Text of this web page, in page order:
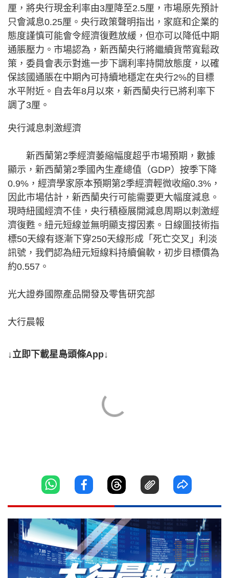
厘，將央行現金利率由3厘降至2.5厘，市場原先預計
只會減息0.25厘。央行政策聲明指出，家庭和企業的
態度謹慎可能會令經濟復甦放緩，但亦可以降低中期
通脹壓力。市場認為，新西蘭央行將繼續貨幣寬鬆政
策，委員會表示對進一步下調利率持開放態度，以確
保該國通脹在中期內可持續地穩定在央行2%的目標
水平附近。自去年8月以來，新西蘭央行已將利率下
調了3厘。
央行減息刺激經濟
新西蘭第2季經濟萎縮幅度超乎市場預期，數據
顯示，新西蘭第2季國內生產總值（GDP）按季下降
0.9%，經濟學家原本預期第2季經濟輕微收縮0.3%，
因此市場估計，新西蘭央行可能需要更大幅度減息。
現時紐國經濟不佳，央行積極展開減息周期以刺激經
濟復甦。紐元短線並無明顯支撐因素。日線圖技術指
標50天線有逐漸下穿250天線形成「死亡交叉」利淡
訊號，我們認為紐元短線料持續偏軟，初步目標價為
約0.557。
光大證券國際產品開發及零售研究部
大行晨報
↓立即下載星島頭條App↓